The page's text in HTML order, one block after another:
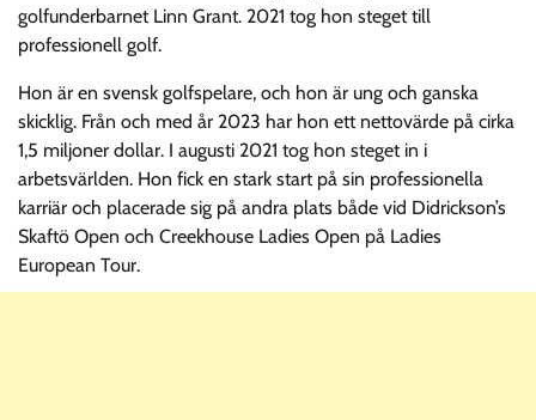
golfunderbarnet Linn Grant. 2021 tog hon steget till
professionell golf.
Hon är en svensk golfspelare, och hon är ung och ganska
skicklig. Från och med år 2023 har hon ett nettovärde på cirka
1,5 miljoner dollar. I augusti 2021 tog hon steget in i
arbetsvärlden. Hon fick en stark start på sin professionella
karriär och placerade sig på andra plats både vid Didrickson’s
Skaftö Open och Creekhouse Ladies Open på Ladies
European Tour.